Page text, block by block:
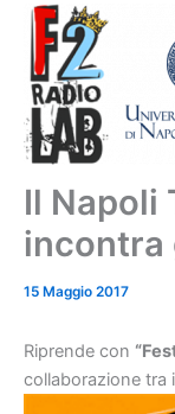
Il Napoli
incontra
15 Maggio 2017
Riprende con
collaborazione tra